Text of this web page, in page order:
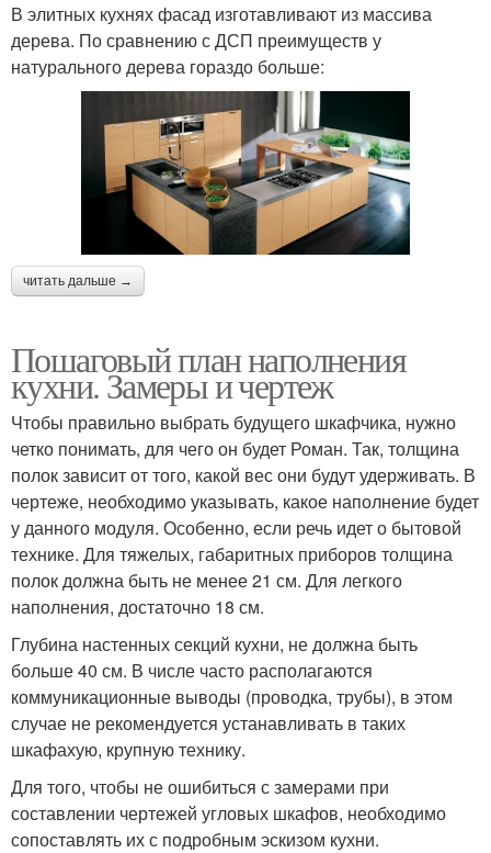
В элитных кухнях фасад изготавливают из массива
дерева. По сравнению с ДСП преимуществ у
натурального дерева гораздо больше:
читать дальше →
Пошаговый план наполнения
кухни. Замеры и чертеж
Чтобы правильно выбрать будущего шкафчика, нужно
четко понимать, для чего он будет Роман. Так, толщина
полок зависит от того, какой вес они будут удерживать. В
чертеже, необходимо указывать, какое наполнение будет
у данного модуля. Особенно, если речь идет о бытовой
технике. Для тяжелых, габаритных приборов толщина
полок должна быть не менее 21 см. Для легкого
наполнения, достаточно 18 см.
Глубина настенных секций кухни, не должна быть
больше 40 см. В числе часто располагаются
коммуникационные выводы (проводка, трубы), в этом
случае не рекомендуется устанавливать в таких
шкафахую, крупную технику.
Для того, чтобы не ошибиться с замерами при
составлении чертежей угловых шкафов, необходимо
сопоставлять их с подробным эскизом кухни.